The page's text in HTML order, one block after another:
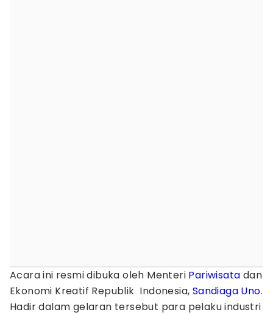
Acara ini resmi dibuka oleh Menteri Pariwisata dan
Ekonomi Kreatif Republik Indonesia, Sandiaga Uno.
Hadir dalam gelaran tersebut para pelaku industri